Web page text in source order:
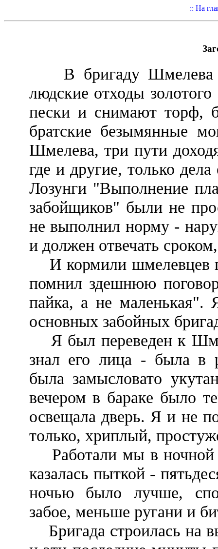
:: На
В бригаду Шмелева
людские отходы
пески и снимают торф,
братские безымянные
Шмелева, три пути
где и другие, только
Лозунги "Выполнение
забойщиков" были не
не выполнил норму -
и должен отвечать
И кормили шмелевцев
помнил здешнюю
пайка, а не маленькая".
основных забойных
Я был переведен к
знал его лица - была в
была замысловато
вечером в бараке было
освещала дверь. Я и не
только, хриплый,
Работали мы в ночной
казалась пыткой -
ночью было лучше,
забое, меньше ругани и
Бригада строилась на